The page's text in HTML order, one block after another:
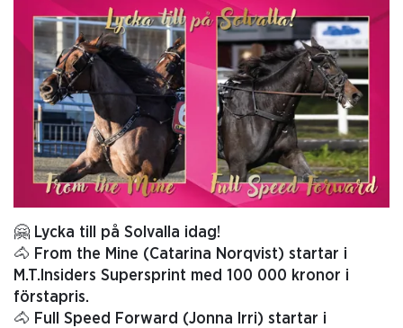
🤗 Lycka till på Solvalla idag!
🐴 From the Mine (Catarina Norqvist) startar i
M.T.Insiders Supersprint med 100 000 kronor i
förstapris.
🐴 Full Speed Forward (Jonna Irri) startar i